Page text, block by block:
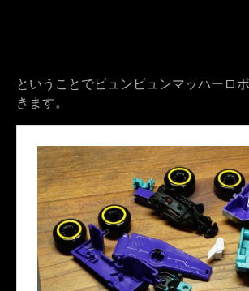
ということでビュンビュンマッハーロ
きます。